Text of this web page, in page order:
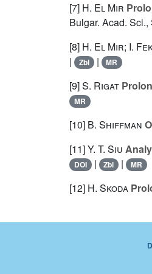
[7] H. El Mir
Bulgar. Acad.
[8] H. El Mir; I.
|
Zbl | MR
[9]S. Rigat
MR
[10] B. Shiffman
[11]Y. T. Siu
DOI | Zbl | MR
[12] H. Skoda